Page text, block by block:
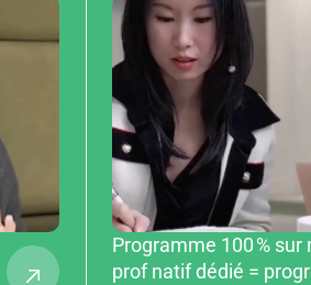
Programme 100 % sur
prof natif dédié =